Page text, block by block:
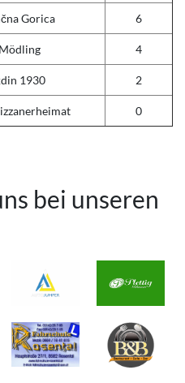
Gorica 6
4
1930 2
0
bei unseren